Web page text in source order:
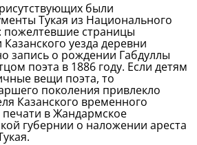
были
Тукая из Национального
пожелтевшие страницы
уезда деревни
запись о рождении Габдуллы
поэта в 1886 году. Если детям
вещи поэта, то
поколения привлекло
Казанского временного
в Жандармское
губернии о наложении ареста